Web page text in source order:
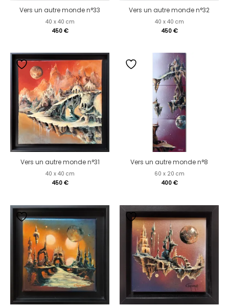
Vers un autre monde n°33
40 x 40 cm
450 €
Vers un autre monde n°32
40 x 40 cm
450 €
Vers un autre monde n°31
40 x 40 cm
450 €
Vers un autre monde n°8
60 x 20 cm
400 €